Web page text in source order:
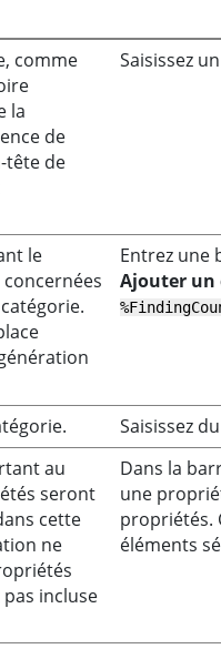
comme
la
de
tête de
Saisissez
le
Entrez une
Ajouter un
Saisissez
au
seront
cette
ne
incluse
Dans la
une
propriétés.
éléments